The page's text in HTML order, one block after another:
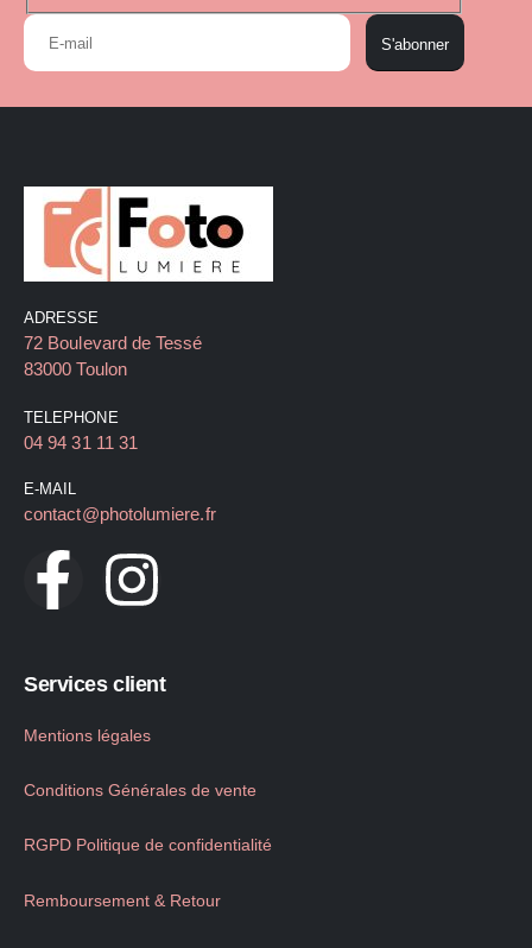
S'abonner
ADRESSE
72 Boulevard de Tessé
83000 Toulon
TELEPHONE
04 94 31 11 31
E-MAIL
contact@photolumiere.fr
Services client
Mentions légales
Conditions Générales de vente
RGPD Politique de confidentialité
Remboursement & Retour